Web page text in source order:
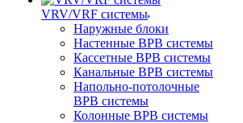
VRV/VRF системы
Наружные блоки
Настенные ВРВ системы
Кассетные ВРВ системы
Канальные ВРВ системы
Напольно-потолочные
ВРВ системы
Колонные ВРВ системы